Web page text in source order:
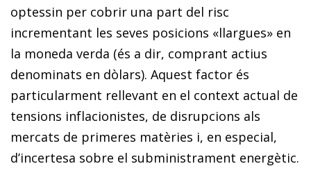
optessin per cobrir una part del risc
incrementant les seves posi­­cions «llargues» en
la moneda verda (és a dir, comprant actius
denominats en dòlars). Aquest factor és
particularment rellevant en el context actual de
tensions inflacionistes, de disrupcions als
mercats de primeres matèries i, en especial,
d’incertesa sobre el subministrament energètic.